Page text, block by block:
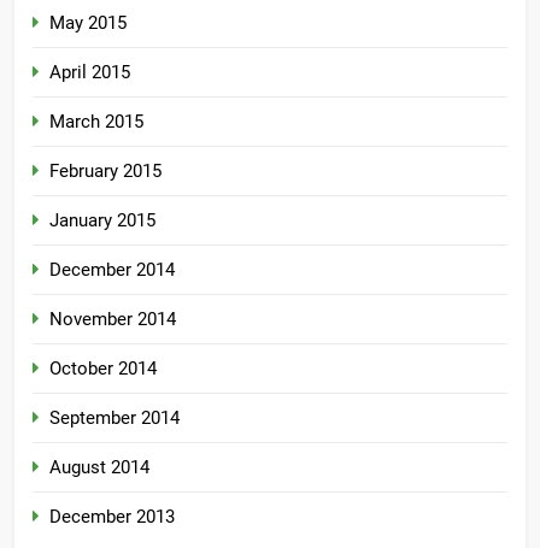
May 2015
April 2015
March 2015
February 2015
January 2015
December 2014
November 2014
October 2014
September 2014
August 2014
December 2013